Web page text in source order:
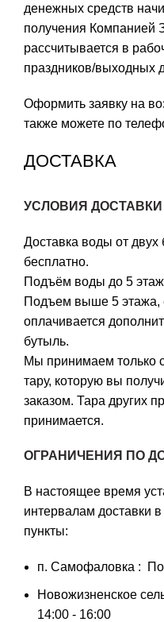
денежных средств
получения Компанией
рассчитывается в
праздников/выходных
Оформить заявку на
также можете по
ДОСТАВКА
УСЛОВИЯ ДОСТАВКИ
Доставка воды от двух
бесплатно.
Подъём воды до 5
Подъем выше 5 этажа,
оплачивается
бутыль.
Мы принимаем только
тару, которую вы
заказом. Тара других
принимается.
ОГРАНИЧЕНИЯ ПО
В настоящее время
интервалам доставки
пункты:
п. Самофаловка :
Новожизненское
14:00 - 16:00